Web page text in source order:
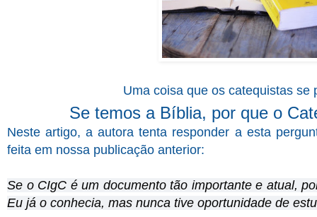
Uma coisa que os catequistas se
Se temos a Bíblia, por que o
Neste artigo, a autora tenta responder a esta
feita em nossa publicação anterior:
Se o CIgC é um documento tão importante e atual,
Eu já o conhecia, mas nunca tive oportunidade de